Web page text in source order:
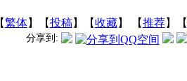
【繁体】【投稿】【收藏】 【推荐】【
分享到: